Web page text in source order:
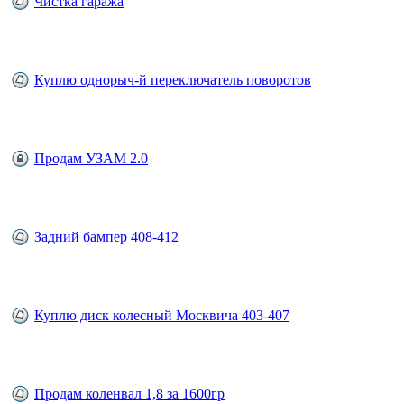
Куплю однорыч-й переключатель поворотов
Продам УЗАМ 2.0
Задний бампер 408-412
Куплю диск колесный Москвича 403-407
Продам коленвал 1,8 за 1600гр